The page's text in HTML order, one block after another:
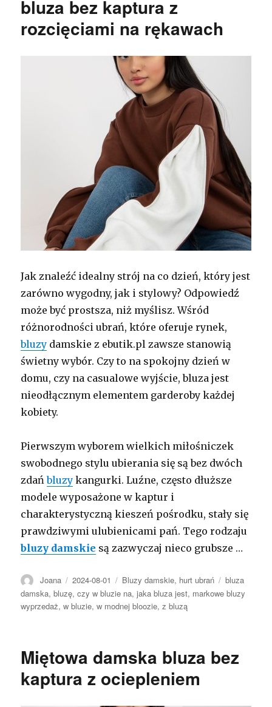
bluza bez kaptura z
rozcięciami na rękawach
Jak znaleźć idealny strój na co dzień, który jest
zarówno wygodny, jak i stylowy? Odpowiedź
może być prostsza, niż myślisz. Wśród
różnorodności ubrań, które oferuje rynek,
bluzy damskie z ebutik.pl zawsze stanowią
świetny wybór. Czy to na spokojny dzień w
domu, czy na casualowe wyjście, bluza jest
nieodłącznym elementem garderoby każdej
kobiety.
Pierwszym wyborem wielkich miłośniczek
swobodnego stylu ubierania się są bez dwóch
zdańbluzy kangurki. Luźne, często dłuższe
modele wyposażone w kaptur i
charakterystyczną kieszeń pośrodku, stały się
prawdziwymi ulubienicami pań. Tego rodzaju
bluzy damskie są zazwyczaj nieco grubsze …
Autor
Joana Opublikowano
2024-08-01 Kategorie
Bluzy damskie, hurt ubrań Tagi
bluza
damska,bluzę,czy w bluzie na,jaka bluza jest, markowe bluzy
wyprzedaż,w bluzie,w modnej bloozie,z bluzą
Miętowa damska bluza bez
kaptura z ociepleniem